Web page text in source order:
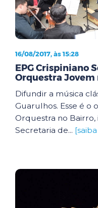
16/08/2017, às 15:28
EPG Crispiniano
Orquestra
Difundir a música
Guarulhos. Esse é o
Orquestra no Bairro,
Secretaria de...